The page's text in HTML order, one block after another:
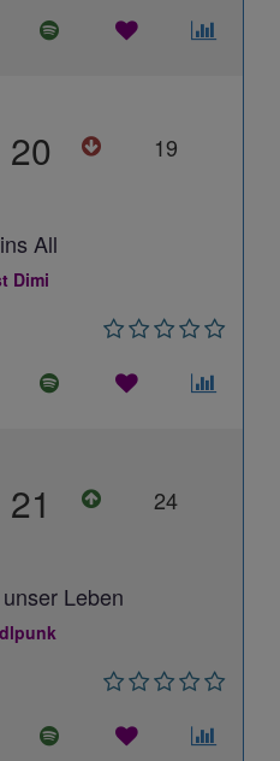
20 19
All
Dimi
21 24
Leben